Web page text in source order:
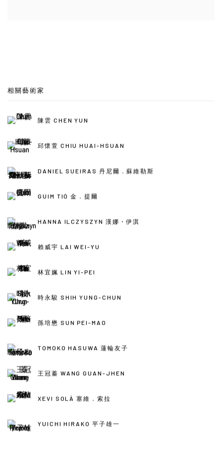
相關藝術家
陳雲 CHEN YUN
邱懷萱 CHIU HUAI-HSUAN
DANIEL SUEIRAS 丹尼爾．蘇維勒斯
GUIM TIÓ 金．提爾
HANNA ILCZYSZYN 漢娜・伊淇
賴威宇 LAI WEI-YU
林宜姵 LIN YI-PEI
時永駿 SHIH YUNG-CHUN
孫培懋 SUN PEI-MAO
TOMOKO HASUWA 蓮輪友子
王冠蓁 WANG GUAN-JHEN
XEVI SOLÀ 塞維．索拉
YUICHI HIRAKO 平子雄一